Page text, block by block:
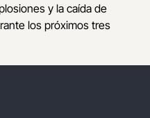
y la caída de
los próximos tres